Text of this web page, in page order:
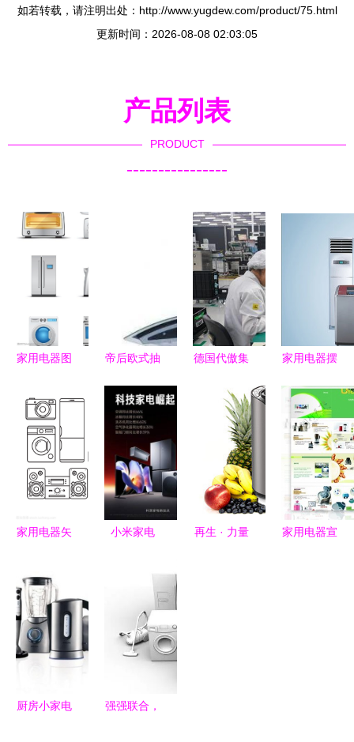
如若转载，请注明出处：http://www.yugdew.com/product/75.html
更新时间：2026-08-08 02:03:05
产品列表
PRODUCT
----------------
家用电器图
实用到艺术
的视觉演变
帝后欧式抽
能环保之
选，特价
838元引领
健康厨房新
潮流
德国代傲集
投产 每年
500万高端
智能家电控
制器与面板
国产化加速
家用电器摆
忌与装修建
议
家用电器矢
极简设计邂
逅触感艺术
小米家电
猛增，爆款
频出，智能
工厂即将量
再生 · 力量
家用电器宣
厨房小家电
强强联合，